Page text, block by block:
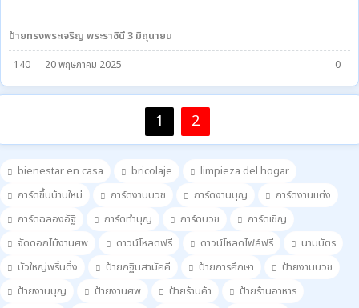
ป้ายทรงพระเจริญ พระราชินี 3 มิถุนายน
140 20 พฤษภาคม 2025 0
1 2
bienestar en casa bricolaje
limpieza del hogar
การ์ดขึ้นบ้านใหม่
การ์ดงานบวช การ์ดงานบุญ
การ์ดงานแต่ง
การ์ดฉลองอัฐิ
การ์ดทำบุญ การ์ดบวช
การ์ดเชิญ
จัดดอกไม้งานศพ
ดาวน์โหลดฟรี ดาวน์โหลดไฟล์ฟรี
นามบัตร
บัวใหญ่พริ้นติ้ง
ป้ายกฐินสามัคคี ป้ายการศึกษา
ป้ายงานบวช
ป้ายงานบุญ
ป้ายงานศพ ป้ายร้านค้า
ป้ายร้านอาหาร